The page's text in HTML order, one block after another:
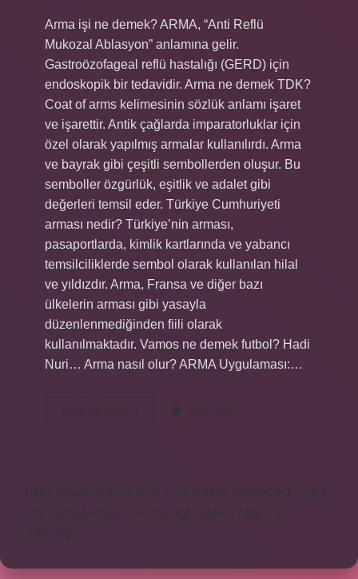
Arma işi ne demek? ARMA, “Anti Reflü
Mukozal Ablasyon” anlamına gelir.
Gastroözofageal reflü hastalığı (GERD) için
endoskopik bir tedavidir. Arma ne demek TDK?
Coat of arms kelimesinin sözlük anlamı işaret
ve işarettir. Antik çağlarda imparatorluklar için
özel olarak yapılmış armalar kullanılırdı. Arma
ve bayrak gibi çeşitli sembollerden oluşur. Bu
semboller özgürlük, eşitlik ve adalet gibi
değerleri temsil eder. Türkiye Cumhuriyeti
arması nedir? Türkiye’nin arması,
pasaportlarda, kimlik kartlarında ve yabancı
temsilciliklerde sembol olarak kullanılan hilal
ve yıldızdır. Arma, Fransa ve diğer bazı
ülkelerin arması gibi yasayla
düzenlenmediğinden fiili olarak
kullanılmaktadır. Vamos ne demek futbol? Hadi
Nuri… Arma nasıl olur? ARMA Uygulaması:…
Devamını okuyun
Ne
Yorum Bırak
https://www.doktorforum.com.tr
https://hardshell.com.tr
https://modarazzi.com.tr
knight online
nttgame
Sitemap